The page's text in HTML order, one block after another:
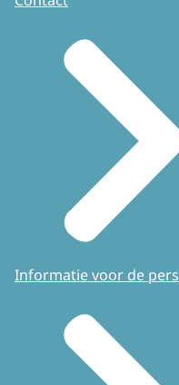
Informatie voor de pers